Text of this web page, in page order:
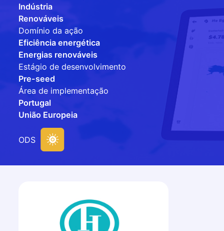
Indústria
Renováveis
Domínio da ação
Eficiência energética
Energias renováveis
Estágio de desenvolvimento
Pre-seed
Área de implementação
Portugal
União Europeia
ODS